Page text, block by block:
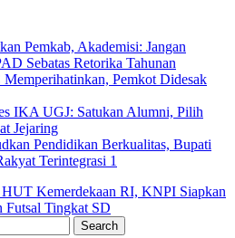
Pemkab, Akademisi: Jangan
Sebatas Retorika Tahunan
Pemkot Didesak
IKA UGJ: Satukan Alumni, Pilih
Jejaring
Pendidikan Berkualitas, Bupati
Terintegrasi 1
HUT Kemerdekaan RI, KNPI Siapkan
Futsal Tingkat SD